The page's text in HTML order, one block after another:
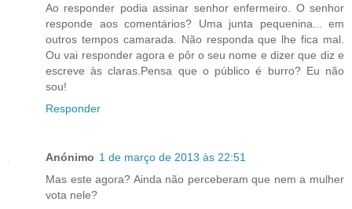
Ao responder podia assinar senhor enfermeiro. O senhor
responde aos comentários? Uma junta pequenina... em
outros tempos camarada. Não responda que lhe fica mal.
Ou vai responder agora e pôr o seu nome e dizer que diz e
escreve às claras.Pensa que o público é burro? Eu não
sou!
Responder
Anónimo 1 de março de 2013 às 22:51
Mas este agora? Ainda não perceberam que nem a mulher
vota nele?